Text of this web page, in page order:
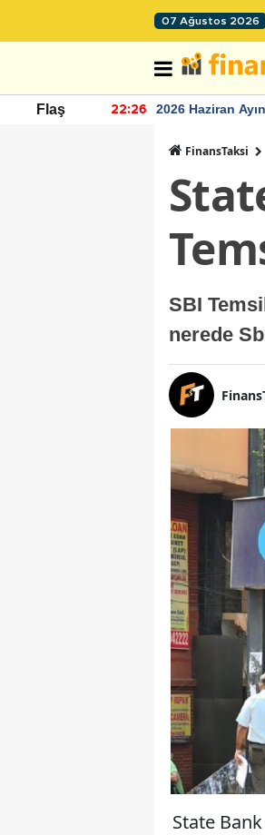
07 Ağustos 2026
Flaş 22:26
2026 Haziran
FinansTaksi
SBI
nerede
State